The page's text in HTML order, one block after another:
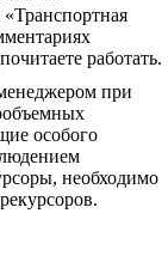
работать.
при
особого
необходимо